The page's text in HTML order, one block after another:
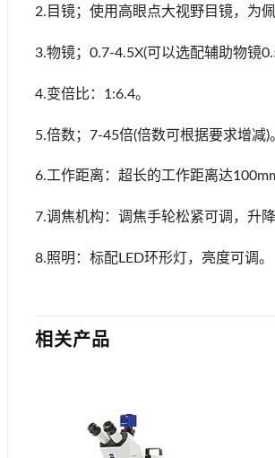
2.目镜；使用高眼点大视野目镜，为
3.物镜；0.7-4.5X(可以选配辅助物镜
4.变倍比：1:6.4。
5.倍数；7-45倍(倍数可根据要求增减)
6.工作距离：超长的工作距离达
7.调焦机构：调焦手轮松紧可调，升降
8.照明：标配LED环形灯，亮度可调。
相关产品